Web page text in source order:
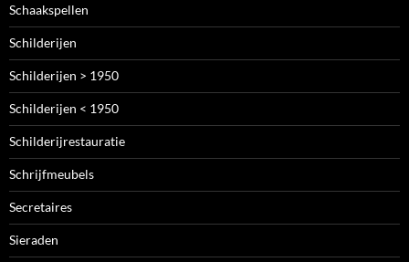
Schaakspellen
Schilderijen
Schilderijen > 1950
Schilderijen < 1950
Schilderijrestauratie
Schrijfmeubels
Secretaires
Sieraden